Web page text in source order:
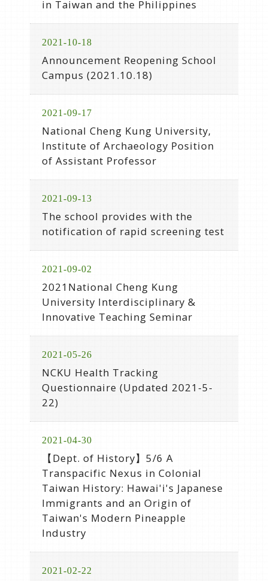
in Taiwan and the Philippines
2021-10-18
Announcement Reopening School
Campus (2021.10.18)
2021-09-17
National Cheng Kung University,
Institute of Archaeology Position
of Assistant Professor
2021-09-13
The school provides with the
notification of rapid screening test
2021-09-02
2021National Cheng Kung
University Interdisciplinary &
Innovative Teaching Seminar
2021-05-26
NCKU Health Tracking
Questionnaire (Updated 2021-5-
22)
2021-04-30
【Dept. of History】5/6 A
Transpacific Nexus in Colonial
Taiwan History: Hawai'i's Japanese
Immigrants and an Origin of
Taiwan's Modern Pineapple
Industry
2021-02-22